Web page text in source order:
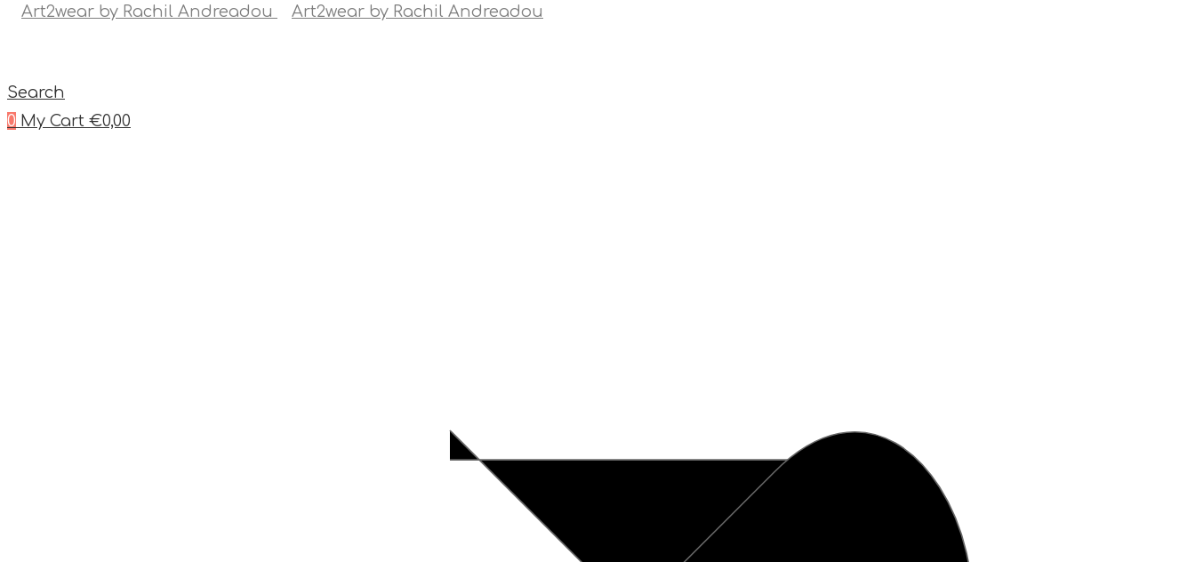
Search
0 My Cart €0,00